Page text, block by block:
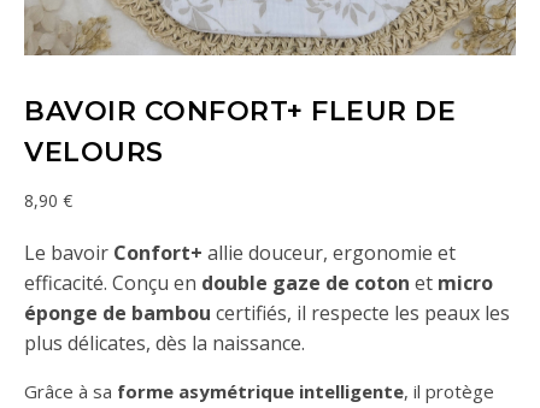
BAVOIR CONFORT+ FLEUR DE
VELOURS
8,90 €
Le bavoir Confort+ allie douceur, ergonomie et
efficacité. Conçu en double gaze de coton et micro
éponge de bambou certifiés, il respecte les peaux les
plus délicates, dès la naissance.
Grâce à sa forme asymétrique intelligente, il protège